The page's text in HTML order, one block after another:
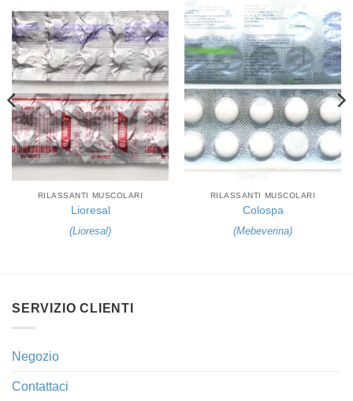
RILASSANTI MUSCOLARI
Lioresal
(Lioresal)
RILASSANTI MUSCOLARI
Colospa
(Mebeverina)
SERVIZIO CLIENTI
Negozio
Contattaci